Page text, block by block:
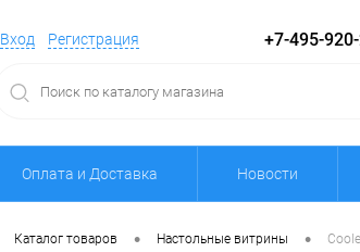
Вход Регистрация +7-495-
Оплата и Доставка Новости
Каталог товаров • Настольные витрины •